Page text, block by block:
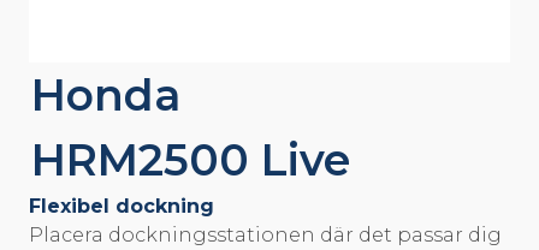
Honda
HRM2500 Live
Flexibel dockning
Placera dockningsstationen där det passar dig